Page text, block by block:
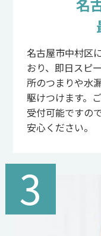
名
名古屋市中村区
おり、即日スピ
所のつまりや水
駆けつけます。
受付可能ですの
安心ください。
3